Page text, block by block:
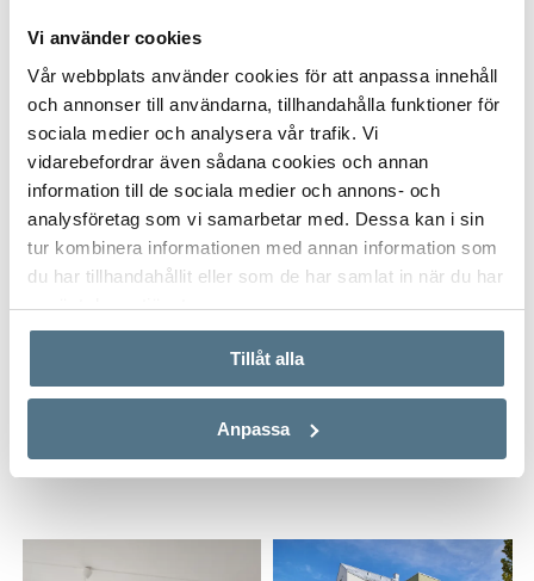
Vi använder cookies
Vår webbplats använder cookies för att anpassa innehåll
och annonser till användarna, tillhandahålla funktioner för
sociala medier och analysera vår trafik. Vi
vidarebefordrar även sådana cookies och annan
information till de sociala medier och annons- och
analysföretag som vi samarbetar med. Dessa kan i sin
tur kombinera informationen med annan information som
du har tillhandahållit eller som de har samlat in när du har
använt deras tjänster.
Tillåt alla
Anpassa
Postort*
Postnummer
Ange ditt postnummer (5 siffror utan mellanslag)